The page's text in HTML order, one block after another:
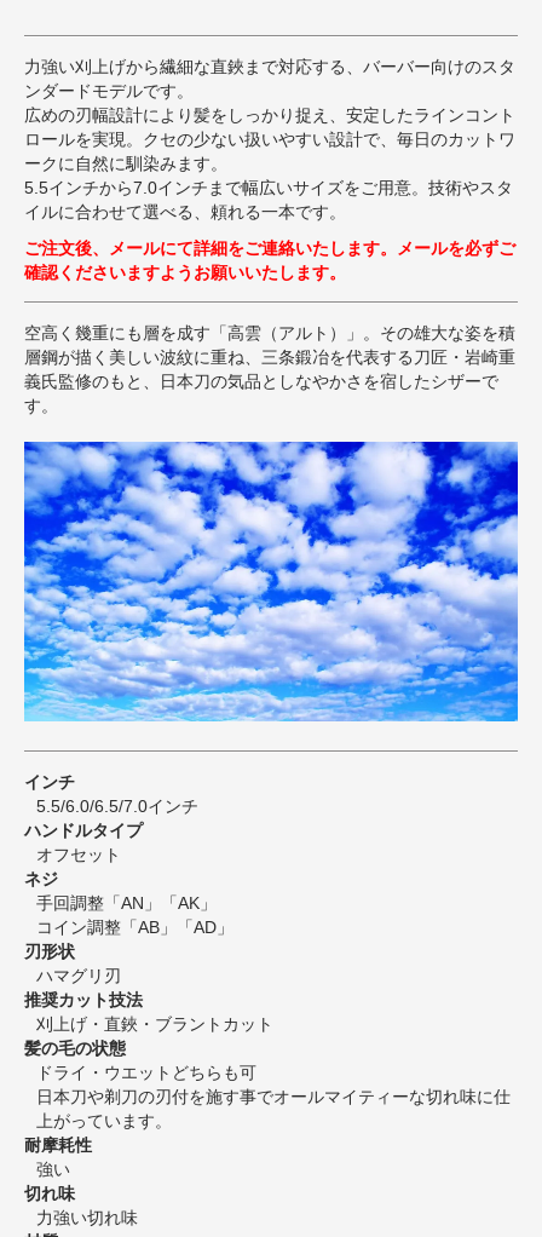
力強い刈上げから繊細な直鋏まで対応する、バーバー向けのスタ
ンダードモデルです。
広めの刃幅設計により髪をしっかり捉え、安定したラインコント
ロールを実現。クセの少ない扱いやすい設計で、毎日のカットワ
ークに自然に馴染みます。
5.5インチから7.0インチまで幅広いサイズをご用意。技術やスタ
イルに合わせて選べる、頼れる一本です。
ご注文後、メールにて詳細をご連絡いたします。メールを必ずご
確認くださいますようお願いいたします。
空高く幾重にも層を成す「高雲（アルト）」。その雄大な姿を積
層鋼が描く美しい波紋に重ね、三条鍛冶を代表する刀匠・岩崎重
義氏監修のもと、日本刀の気品としなやかさを宿したシザーで
す。
インチ
5.5/6.0/6.5/7.0インチ
ハンドルタイプ
オフセット
ネジ
手回調整「AN」「AK」
コイン調整「AB」「AD」
刃形状
ハマグリ刃
推奨カット技法
刈上げ・直鋏・ブラントカット
髪の毛の状態
ドライ・ウエットどちらも可
日本刀や剃刀の刃付を施す事でオールマイティーな切れ味に仕
上がっています。
耐摩耗性
強い
切れ味
力強い切れ味